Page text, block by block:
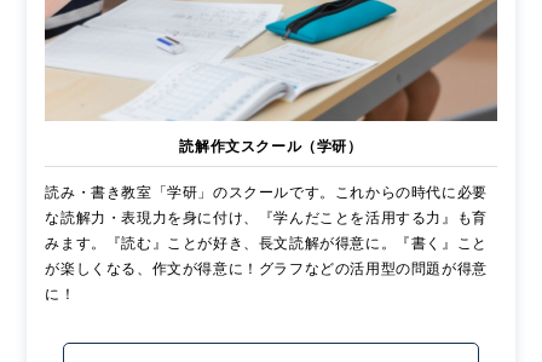
読解作文スクール（学研）
読み・書き教室「学研」のスクールです。これからの時代に必要
な読解力・表現力を身に付け、『学んだことを活用する力』も育
みます。『読む』ことが好き、長文読解が得意に。『書く』こと
が楽しくなる、作文が得意に！グラフなどの活用型の問題が得意
に！